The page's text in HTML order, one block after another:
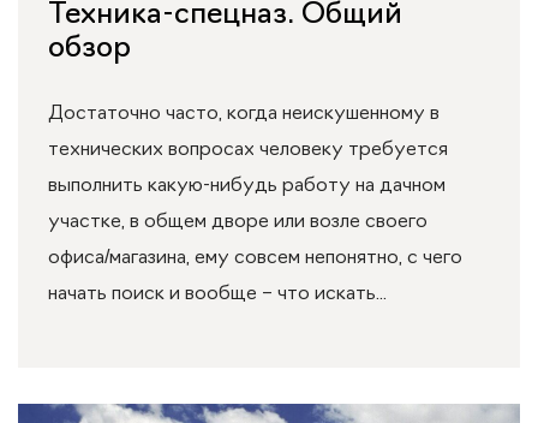
Техника-спецназ. Общий
обзор
Достаточно часто, когда неискушенному в
технических вопросах человеку требуется
выполнить какую-нибудь работу на дачном
участке, в общем дворе или возле своего
офиса/магазина, ему совсем непонятно, с чего
начать поиск и вообще – что искать...